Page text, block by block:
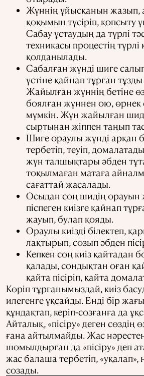
Жүннің ұйысқанын жазып,
қоқымын түсіріп, қопсыту
Сабау ұстаудың да түрлі
техникасы процестің түрлі
қолданылады.
Сабалған жүнді шиге
үстіне қайнап тұрған
Жайылған жүннің бетіне
боялған жүннен ою, өрнек
мүмкін. Жүн жайылған
сыртынан жіппен таңып
Шиге ораулы жүнді арқан
тербетіп, теуіп,
жүн талшықтары әбден
тоқылмаған матаға
сағаттай жасалады.
Осыдан соң шидің орауын
піспеген киізге қайнап
жауып, булап қояды.
Ораулы киізді білектеп,
лақтырып, созып әбден
Кепкен соң киіз қайтадан
қалады, сондықтан оған
қайта пісіріп, қайта
Көріп тұрғанымыздай, киіз
илегенге ұқсайды. Енді бір
құндақтап, керіп-созғанға да
Айталық, «пісіру» деген сөздің
ғана айтылмайды. Жас
шомылдырған да «пісіру» деп
жас балаша тербетіп, «уқалап»,
созады.